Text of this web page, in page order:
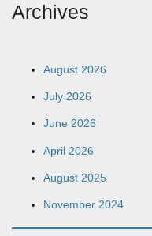
Archives
August 2026
July 2026
June 2026
April 2026
August 2025
November 2024